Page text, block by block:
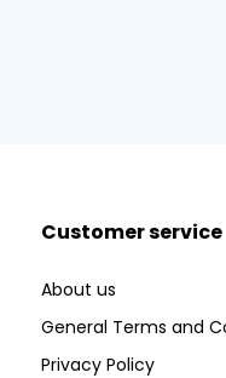
Customer service
About us
General Terms and
Privacy Policy